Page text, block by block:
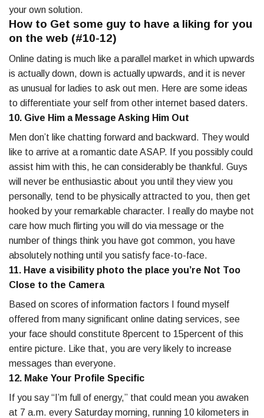
your own solution.
How to Get some guy to have a liking for you
on the web (#10-12)
Online dating is much like a parallel market in which upwards
is actually down, down is actually upwards, and it is never
as unusual for ladies to ask out men. Here are some ideas
to differentiate your self from other internet based daters.
10. Give Him a Message Asking Him Out
Men don’t like chatting forward and backward. They would
like to arrive at a romantic date ASAP. If you possibly could
assist him with this, he can considerably be thankful. Guys
will never be enthusiastic about you until they view you
personally, tend to be physically attracted to you, then get
hooked by your remarkable character. I really do maybe not
care how much flirting you will do via message or the
number of things think you have got common, you have
absolutely nothing until you satisfy face-to-face.
11. Have a visibility photo the place you’re Not Too
Close to the Camera
Based on scores of information factors I found myself
offered from many significant online dating services, see
your face should constitute 8percent to 15percent of this
entire picture. Like that, you are very likely to increase
messages than everyone.
12. Make Your Profile Specific
If you say “I’m full of energy,” that could mean you awaken
at 7 a.m. every Saturday morning, running 10 kilometers in